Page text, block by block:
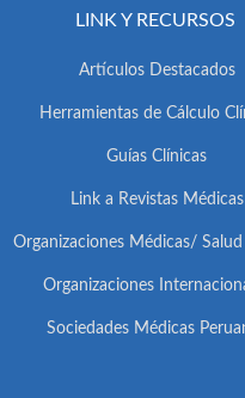
LINK Y RECURSOS
Artículos Destacados
Herramientas de Cálculo
Guías Clínicas
Link a Revistas Médicas
Organizaciones Médicas/ Salud
Organizaciones
Sociedades Médicas